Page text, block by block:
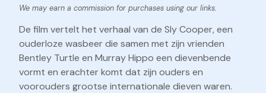
De film vertelt het verhaal van de Sly Cooper, een
ouderloze wasbeer die samen met zijn vrienden
Bentley Turtle en Murray Hippo een dievenbende
vormt en erachter komt dat zijn ouders en
voorouders grootse internationale dieven waren.